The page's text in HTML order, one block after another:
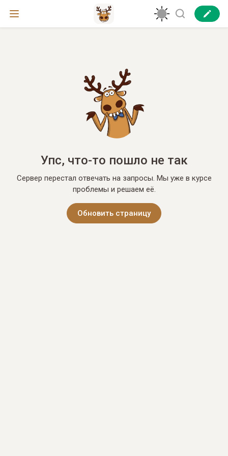
Упс, что-то пошло не так
Сервер перестал отвечать на запросы. Мы уже в курсе
проблемы и решаем её.
Обновить страницу